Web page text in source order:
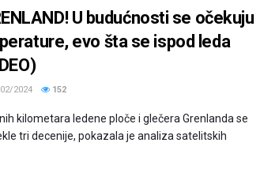
U budućnosti se očekuju
evo šta se ispod leda
2024 152
kilometara ledene ploče i glečera Grenlanda se
tri decenije, pokazala je analiza satelitskih